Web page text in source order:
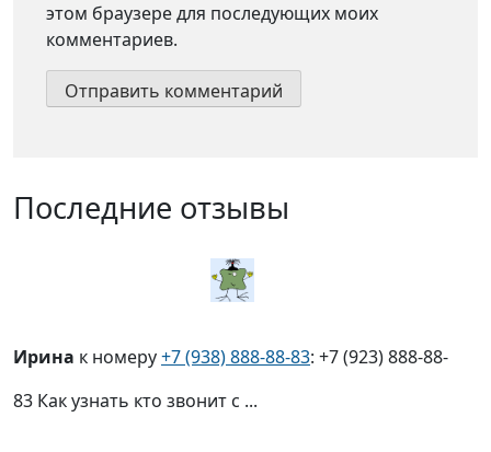
этом браузере для последующих моих
комментариев.
Последние отзывы
Ирина к номеру+7 (938) 888-88-83: +7 (923) 888-88-
83 Как узнать кто звонит с ...